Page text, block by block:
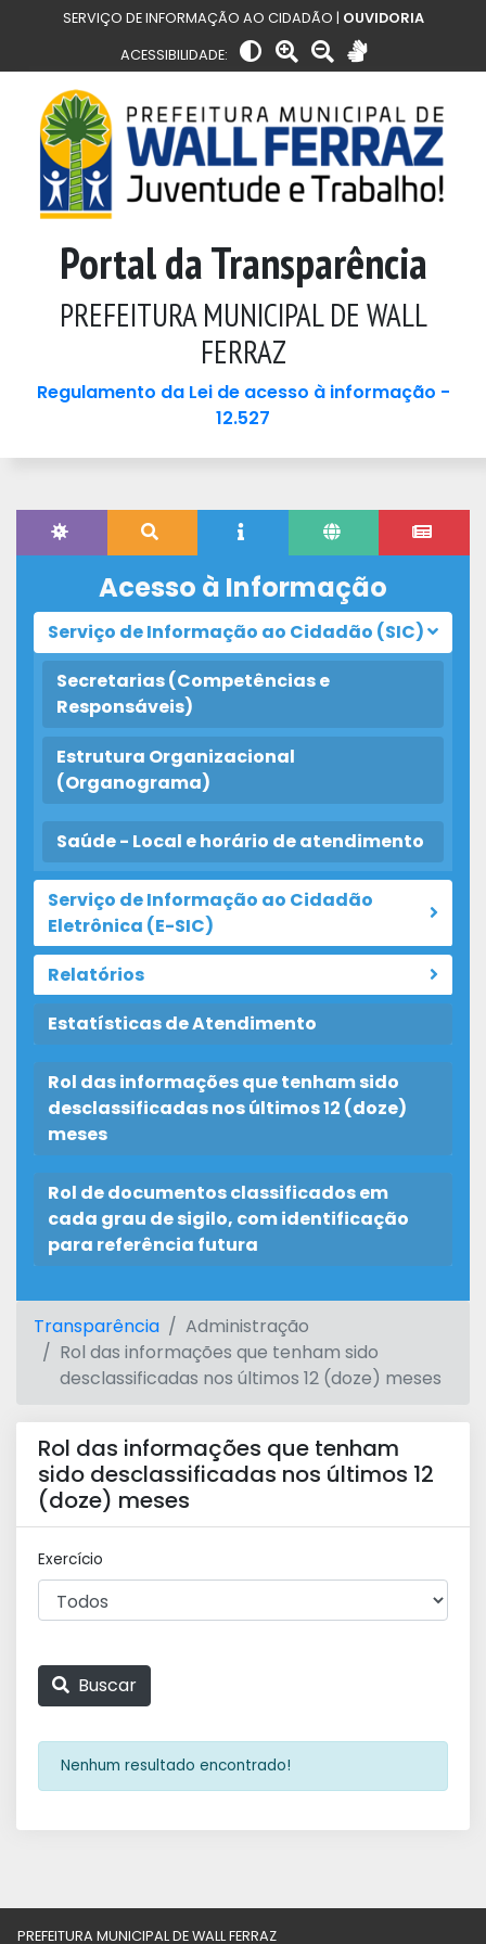
SERVIÇO DE INFORMAÇÃO AO CIDADÃO | OUVIDORIA
ACESSIBILIDADE:
Portal da Transparência
PREFEITURA MUNICIPAL DE WALL
FERRAZ
Regulamento da Lei de acesso à informação -
12.527
Acesso à Informação
Serviço de Informação ao Cidadão (SIC)
Secretarias (Competências e
Responsáveis)
Estrutura Organizacional
(Organograma)
Saúde - Local e horário de atendimento
Serviço de Informação ao Cidadão
Eletrônica (E-SIC)
Relatórios
Estatísticas de Atendimento
Rol das informações que tenham sido
desclassificadas nos últimos 12 (doze)
meses
Rol de documentos classificados em
cada grau de sigilo, com identificação
para referência futura
Transparência
Administração
Rol das informações que tenham sido
desclassificadas nos últimos 12 (doze) meses
Rol das informações que tenham
sido desclassificadas nos últimos 12
(doze) meses
Exercício
Buscar
Nenhum resultado encontrado!
PREFEITURA MUNICIPAL DE WALL FERRAZ